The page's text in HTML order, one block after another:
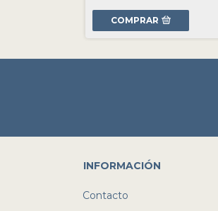
COMPRAR
INFORMACIÓN
Contacto